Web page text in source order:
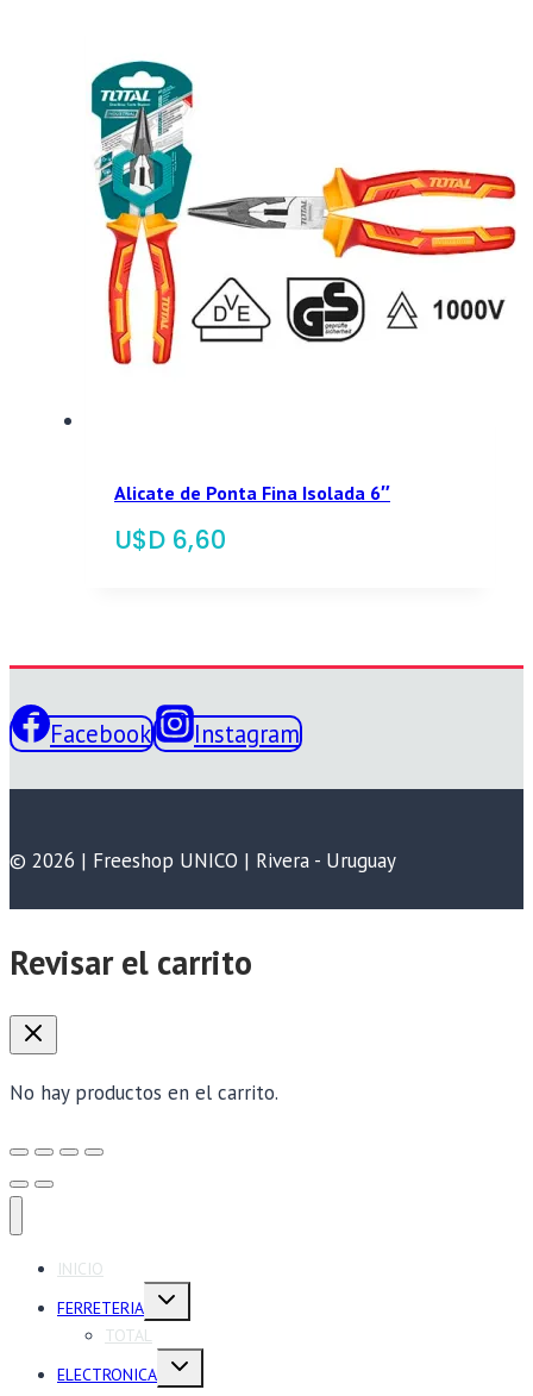
Alicate de Ponta Fina Isolada 6″
$ 6,60
Facebook Instagram
© 2026 | Freeshop UNICO | Rivera - Uruguay
Revisar el carrito
No hay productos en el carrito.
INICIO
FERRETERIA
Alternar
TOTAL
ELECTRONICA
Alternar